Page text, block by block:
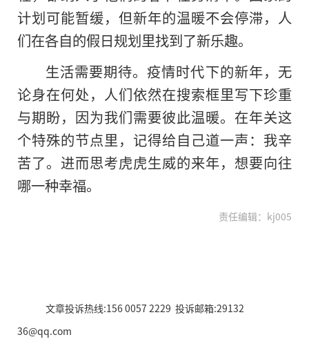
计划可能暂缓，但新年的温暖不会停滞，人
们在各自的假日规划里找到了新乐趣。
生活需要期待。疫情时代下的新年，无
论身在何处，人们依然在搜索框里写下珍重
与期盼，因为我们需要彼此温暖。在年关这
个特殊的节点里，记得给自己道一声：我辛
苦了。进而思考虎虎生威的来年，想要向往
哪一种幸福。
责任编辑：kj005
文章投诉热线:156 0057 2229 投诉邮箱:29132
36@qq.com